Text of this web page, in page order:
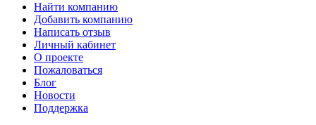
Найти компанию
Добавить компанию
Написать отзыв
Личный кабинет
О проекте
Пожаловаться
Блог
Новости
Поддержка